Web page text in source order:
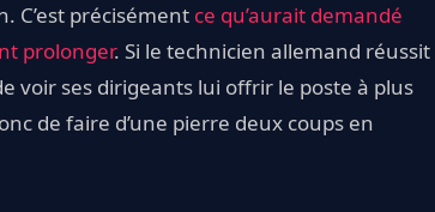
C’est précisément ce qu’aurait demandé
prolonger. Si le technicien allemand réussit
voir ses dirigeants lui offrir le poste à plus
de faire d’une pierre deux coups en